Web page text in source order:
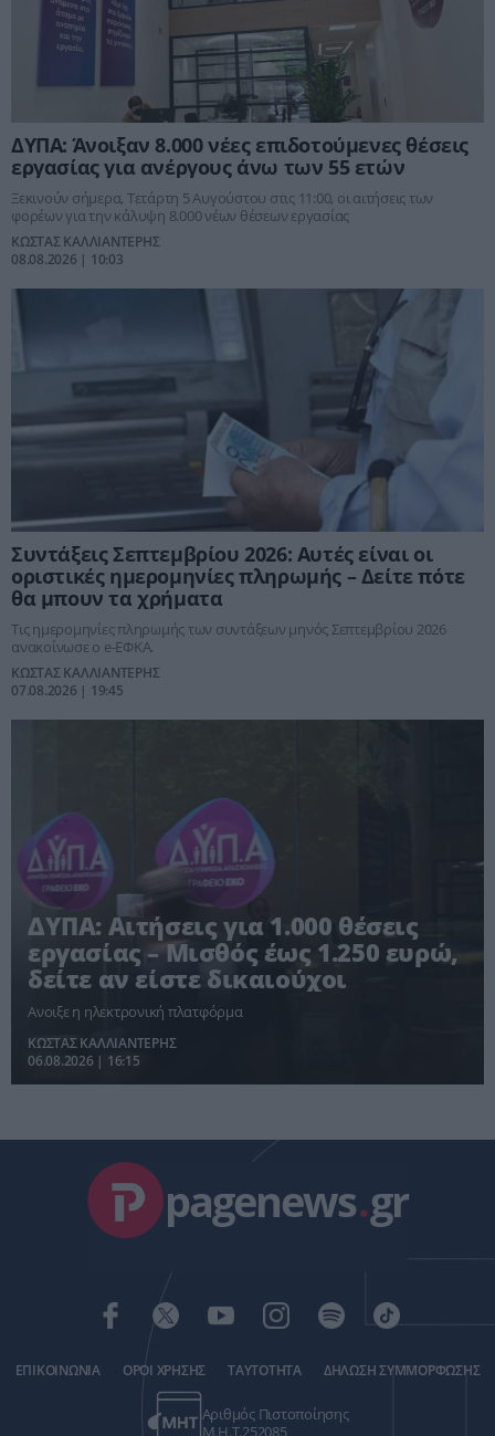
ΔΥΠΑ: Άνοιξαν 8.000 νέες επιδοτούμενες θέσεις
εργασίας για ανέργους άνω των 55 ετών
Ξεκινούν σήμερα, Τετάρτη 5 Αυγούστου στις 11:00, οι αιτήσεις των
φορέων για την κάλυψη 8.000 νέων θέσεων εργασίας
ΚΩΣΤΑΣ ΚΑΛΛΙΑΝΤΕΡΗΣ
08.08.2026 | 10:03
Συντάξεις Σεπτεμβρίου 2026: Αυτές είναι οι
οριστικές ημερομηνίες πληρωμής – Δείτε πότε
θα μπουν τα χρήματα
Τις ημερομηνίες πληρωμής των συντάξεων μηνός Σεπτεμβρίου 2026
ανακοίνωσε ο e-ΕΦΚΑ.
ΚΩΣΤΑΣ ΚΑΛΛΙΑΝΤΕΡΗΣ
07.08.2026 | 19:45
ΔΥΠΑ: Αιτήσεις για 1.000 θέσεις
εργασίας – Μισθός έως 1.250 ευρώ,
δείτε αν είστε δικαιούχοι
Ανοιξε η ηλεκτρονική πλατφόρμα
ΚΩΣΤΑΣ ΚΑΛΛΙΑΝΤΕΡΗΣ
06.08.2026 | 16:15
pagenews.gr
ΕΠΙΚΟΙΝΩΝΙΑ ΟΡΟΙ ΧΡΗΣΗΣ ΤΑΥΤΟΤΗΤΑ ΔΗΛΩΣΗ ΣΥΜΜΟΡΦΩΣΗΣ
Αριθμός Πιστοποίησης
Μ.Η.Τ.252085